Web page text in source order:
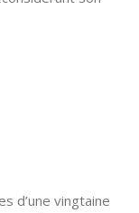
d’une vingtaine